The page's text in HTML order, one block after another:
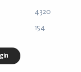
4320
154